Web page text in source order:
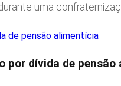
uma
por dívida de